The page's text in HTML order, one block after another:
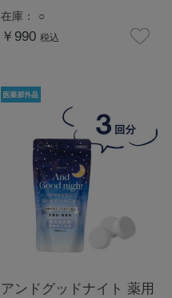
在庫： ○
￥990 税込
アンドグッドナイト 薬用